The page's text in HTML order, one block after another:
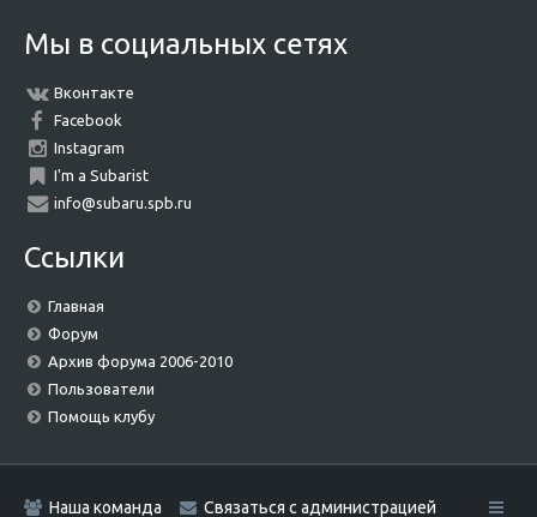
Мы в социальных сетях
Вконтакте
Facebook
Instagram
I'm a Subarist
info@subaru.spb.ru
Ссылки
Главная
Форум
Архив форума 2006-2010
Пользователи
Помощь клубу
Наша команда Связаться с администрацией